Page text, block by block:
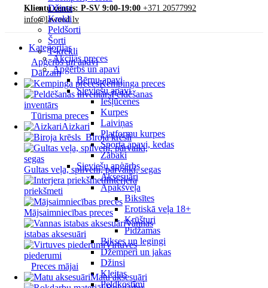
Džinsi
Krekli
Peldšorti
Šorti
T-krekli
Apģērbs un apavi
Dārzam
Kempinga preces
Peldēšanas
inventārs
Tūrisma preces
Aizkari
Biroja krēsli
Gultas veļa, spilveni, pārvalki, segas
Interjera
priekšmeti
Mājsaimniecības preces
Vannas
istabas aksesuāri
Virtuves
piederumi
Preces mājai
Matu aksesuāri
Klientu centrs: P-SV 9:00-19:00 +371 20577992
info@lawood.lv
Kategorijas
Akcijas preces
Apģērbs un apavi
Bērnu apavi
Sieviešu apavi
Iešļūcenes
Kurpes
Laiviņas
Platformu kurpes
Sporta apavi, kedas
Zābaki
Sieviešu apģērbs
Aksesuāri
Apakšveļa
Biksītes
Erotiskā veļa 18+
Krūšturi
Pidžamas
Bikses un legingi
Džemperi un jakas
Džinsi
Kleitas
Peldkostīmi